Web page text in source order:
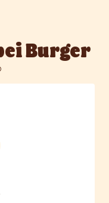
Burger